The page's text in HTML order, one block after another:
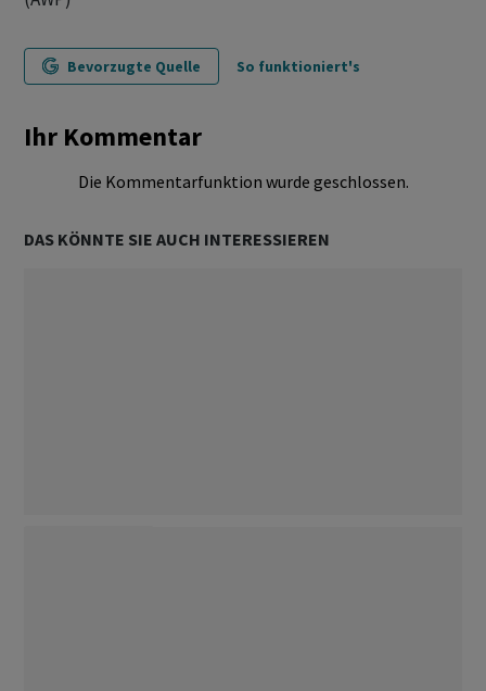
Bevorzugte Quelle So funktioniert's
Ihr Kommentar
Die Kommentarfunktion wurde geschlossen.
DAS KÖNNTE SIE AUCH INTERESSIEREN